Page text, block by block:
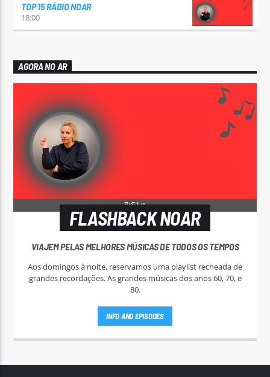
TOP 15 RÁDIO NOAR
18:00
AGORA NO AR
FLASHBACK NOAR
VIAJEM PELAS MELHORES MÚSICAS DE TODOS OS TEMPOS
Aos domingos à noite, reservamos uma playlist recheada de
grandes recordações. As grandes músicas dos anos 60, 70, e
80.
INFO AND EPISODES